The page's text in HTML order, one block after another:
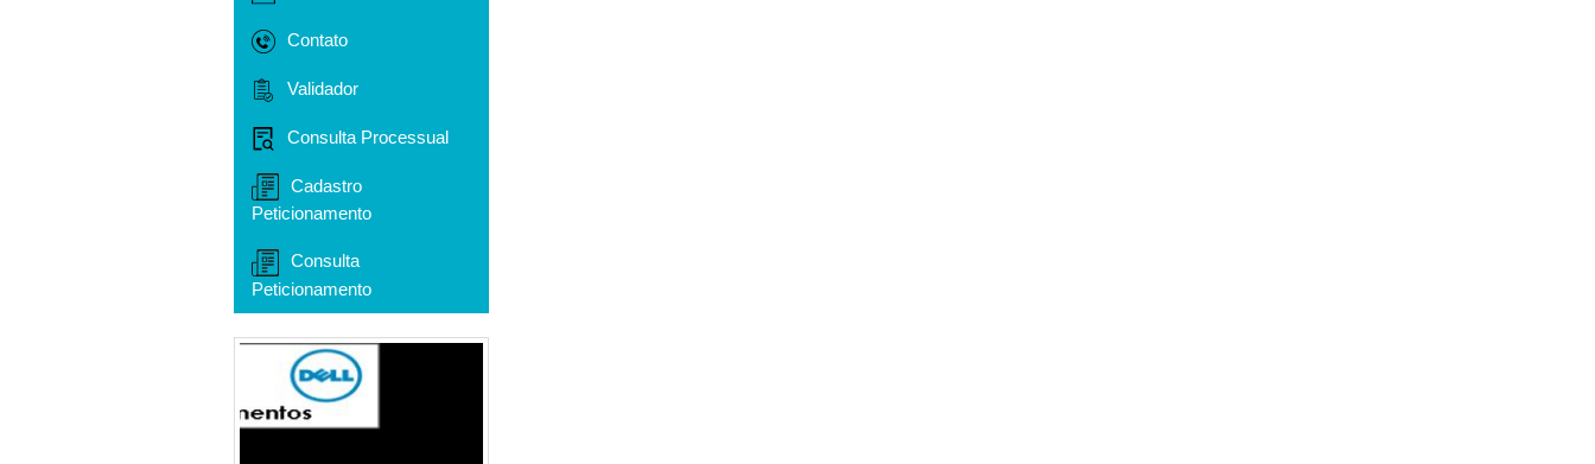
Contato
Validador
Consulta Processual
Cadastro
Peticionamento
Consulta
Peticionamento